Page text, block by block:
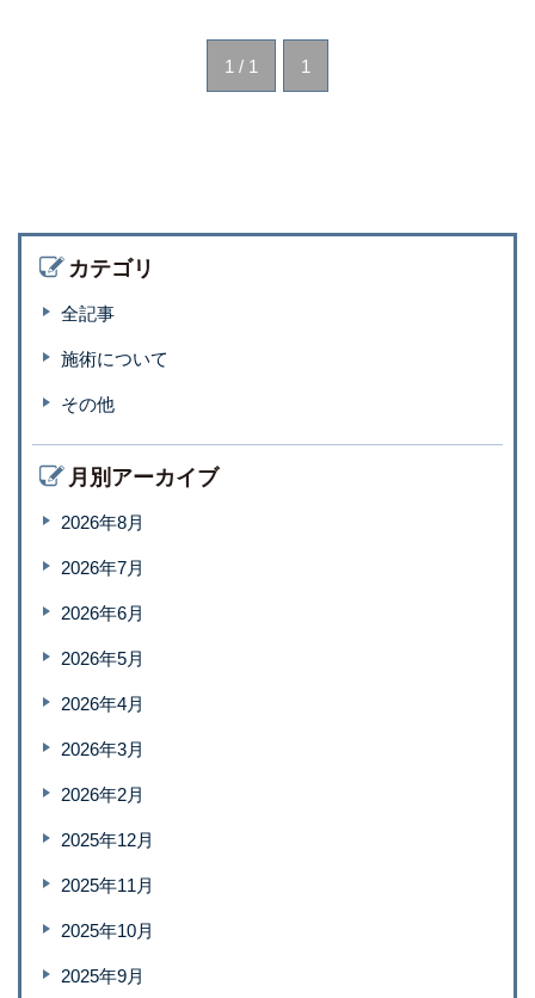
1 / 1 1
カテゴリ
全記事
施術について
その他
月別アーカイブ
2026年8月
2026年7月
2026年6月
2026年5月
2026年4月
2026年3月
2026年2月
2025年12月
2025年11月
2025年10月
2025年9月